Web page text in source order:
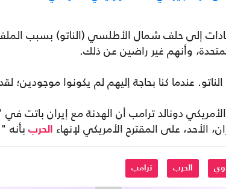
إلى حلف شمال الأطلسي (الناتو) بسبب الملف
وأنهم غير راضين عن ذلك.
عندما كنا بحاجة إليهم لم يكونوا موجودين؛ لقد
الأمريكي دونالد ترامب أن الهدنة مع إيران باتت
الأحد، على المقترح الأمريكي لإنهاء
الحرب
الحرب ترامب